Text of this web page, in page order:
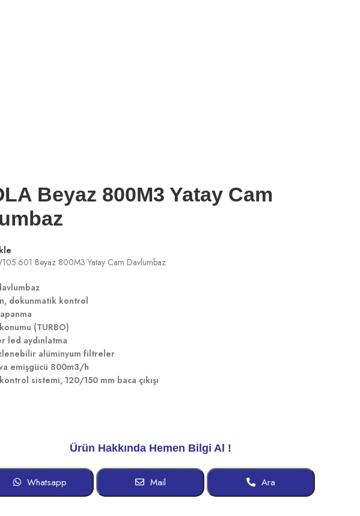
Beyaz 800M3 Yatay Cam
Beyaz 800M3 Yatay Cam Davlumbaz
dokunmatik kontrol
(TURBO)
led aydınlatma
alüminyum filtreler
emişgücü 800m3/h
sistemi, 120/150 mm baca çıkışı
Ürün Hakkında Hemen Bilgi Al !
Whatsapp Mail Ara